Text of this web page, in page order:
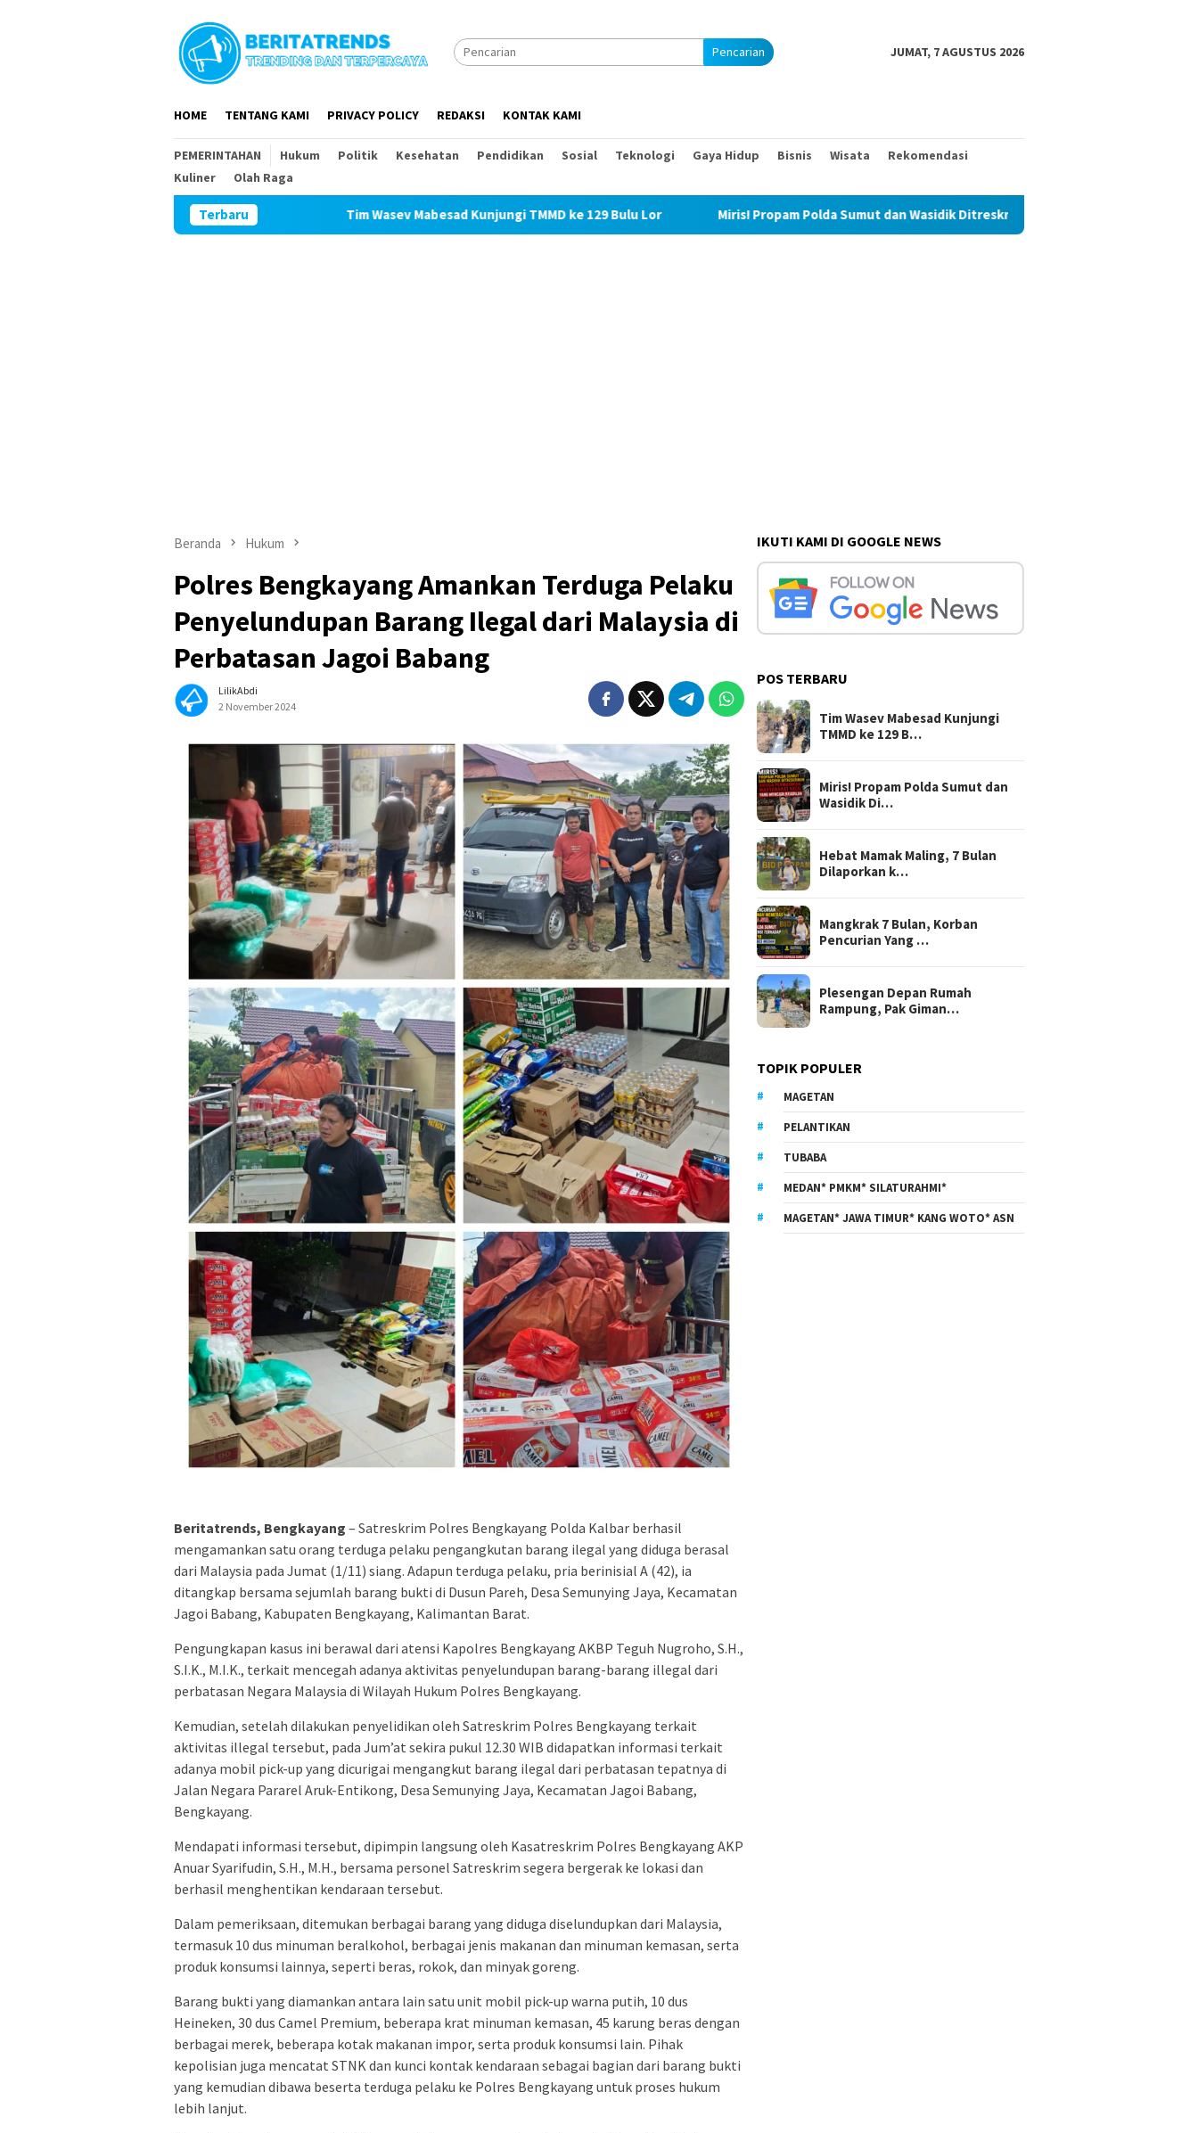
Pencarian JUMAT, 7 AGUSTUS 2026
HOME TENTANG KAMI PRIVACY POLICY REDAKSI KONTAK KAMI
PEMERINTAHAN Hukum Politik Kesehatan Pendidikan Sosial Teknologi Gaya Hidup Bisnis Wisata
Rekomendasi
Kuliner
Olah Raga
Terbaru
Tim Wasev Mabesad Kunjungi TMMD ke 129 Bulu Lor Miris! Propam Polda Sumut dan Wasidik Ditreskrimum Diduga Permainkan Masyarakat Kecil Yang
Beranda Hukum
Polres Bengkayang Amankan Terduga Pelaku
Penyelundupan Barang Ilegal dari Malaysia di
Perbatasan Jagoi Babang
LilikAbdi
2 November 2024
Beritatrends, Bengkayang – Satreskrim Polres Bengkayang Polda Kalbar berhasil
mengamankan satu orang terduga pelaku pengangkutan barang ilegal yang diduga berasal
dari Malaysia pada Jumat (1/11) siang. Adapun terduga pelaku, pria berinisial A (42), ia
ditangkap bersama sejumlah barang bukti di Dusun Pareh, Desa Semunying Jaya, Kecamatan
Jagoi Babang, Kabupaten Bengkayang, Kalimantan Barat.
Pengungkapan kasus ini berawal dari atensi Kapolres Bengkayang AKBP Teguh Nugroho, S.H.,
S.I.K., M.I.K., terkait mencegah adanya aktivitas penyelundupan barang-barang illegal dari
perbatasan Negara Malaysia di Wilayah Hukum Polres Bengkayang.
Kemudian, setelah dilakukan penyelidikan oleh Satreskrim Polres Bengkayang terkait
aktivitas illegal tersebut, pada Jum’at sekira pukul 12.30 WIB didapatkan informasi terkait
adanya mobil pick-up yang dicurigai mengangkut barang ilegal dari perbatasan tepatnya di
Jalan Negara Pararel Aruk-Entikong, Desa Semunying Jaya, Kecamatan Jagoi Babang,
Bengkayang.
Mendapati informasi tersebut, dipimpin langsung oleh Kasatreskrim Polres Bengkayang AKP
Anuar Syarifudin, S.H., M.H., bersama personel Satreskrim segera bergerak ke lokasi dan
berhasil menghentikan kendaraan tersebut.
Dalam pemeriksaan, ditemukan berbagai barang yang diduga diselundupkan dari Malaysia,
termasuk 10 dus minuman beralkohol, berbagai jenis makanan dan minuman kemasan, serta
produk konsumsi lainnya, seperti beras, rokok, dan minyak goreng.
Barang bukti yang diamankan antara lain satu unit mobil pick-up warna putih, 10 dus
Heineken, 30 dus Camel Premium, beberapa krat minuman kemasan, 45 karung beras dengan
berbagai merek, beberapa kotak makanan impor, serta produk konsumsi lain. Pihak
kepolisian juga mencatat STNK dan kunci kontak kendaraan sebagai bagian dari barang bukti
yang kemudian dibawa beserta terduga pelaku ke Polres Bengkayang untuk proses hukum
lebih lanjut.
IKUTI KAMI DI GOOGLE NEWS
POS TERBARU
Tim Wasev Mabesad Kunjungi
TMMD ke 129 B…
Miris! Propam Polda Sumut dan
Wasidik Di…
Hebat Mamak Maling, 7 Bulan
Dilaporkan k…
Mangkrak 7 Bulan, Korban
Pencurian Yang …
Plesengan Depan Rumah
Rampung, Pak Giman…
TOPIK POPULER
MAGETAN
PELANTIKAN
TUBABA
MEDAN* PMKM* SILATURAHMI*
MAGETAN* JAWA TIMUR* KANG WOTO* ASN